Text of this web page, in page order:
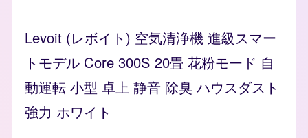
Levoit (レボイト) 空気清浄機 進級スマー
トモデル Core 300S 20畳 花粉モード 自
動運転 小型 卓上 静音 除臭 ハウスダスト
強力 ホワイト